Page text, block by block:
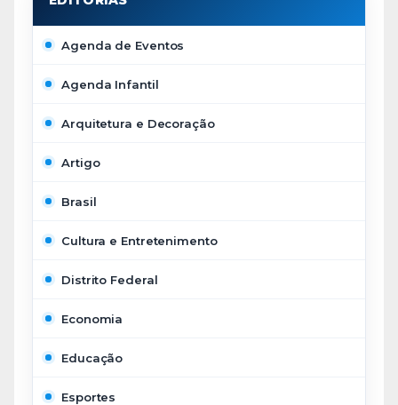
Agenda de Eventos
Agenda Infantil
Arquitetura e Decoração
Artigo
Brasil
Cultura e Entretenimento
Distrito Federal
Economia
Educação
Esportes